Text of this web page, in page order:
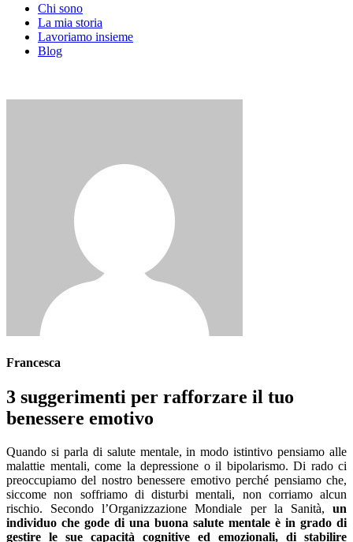
Chi sono
La mia storia
Lavoriamo insieme
Blog
Francesca
3 suggerimenti per rafforzare il tuo
benessere emotivo
Quando si parla di salute mentale, in modo istintivo pensiamo alle
malattie mentali, come la depressione o il bipolarismo. Di rado ci
preoccupiamo del nostro benessere emotivo perché pensiamo che,
siccome non soffriamo di disturbi mentali, non corriamo alcun
rischio. Secondo l’Organizzazione Mondiale per la Sanità, un
individuo che gode di una buona salute mentale è in grado di
gestire le sue capacità cognitive ed emozionali, di stabilire